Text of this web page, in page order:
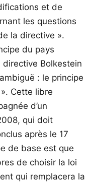
et de
les questions
la directive ».
du pays
directive Bolkestein
: le principe
Cette libre
d’un
qui doit
après le 17
de base est que
de choisir la loi
qui remplacera la